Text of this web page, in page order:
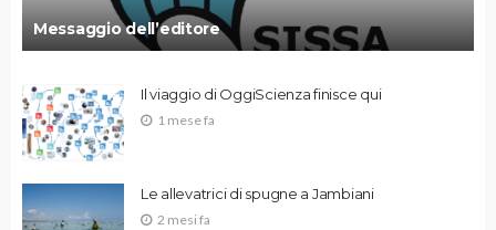
Messaggio dell’editore
Il viaggio di OggiScienza finisce qui
1 mese fa
Le allevatrici di spugne a Jambiani
2 mesi fa